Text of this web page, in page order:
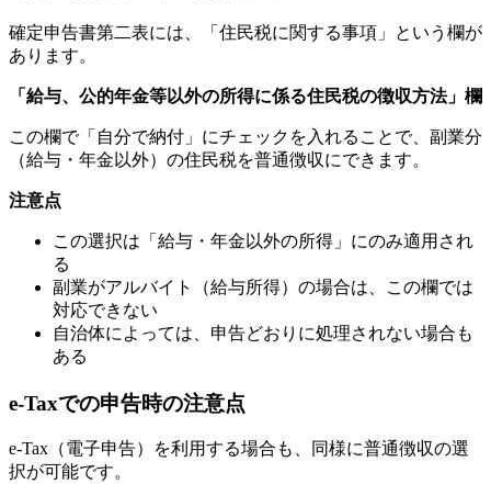
確定申告書第二表には、「住民税に関する事項」という欄が
あります。
「給与、公的年金等以外の所得に係る住民税の徴収方法」欄
この欄で「自分で納付」にチェックを入れることで、副業分
（給与・年金以外）の住民税を普通徴収にできます。
注意点
この選択は「給与・年金以外の所得」にのみ適用され
る
副業がアルバイト（給与所得）の場合は、この欄では
対応できない
自治体によっては、申告どおりに処理されない場合も
ある
e-Taxでの申告時の注意点
e-Tax（電子申告）を利用する場合も、同様に普通徴収の選
択が可能です。